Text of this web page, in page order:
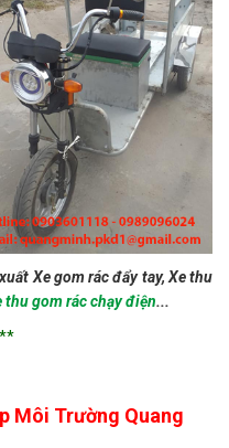
Xe gom rác đẩy tay, Xe thu
thu gom rác chạy điện...
Môi Trường Quang